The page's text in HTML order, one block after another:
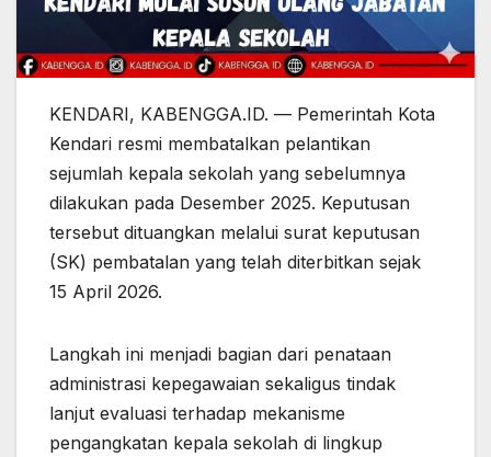
KENDARI, KABENGGA.ID. — Pemerintah Kota
Kendari resmi membatalkan pelantikan
sejumlah kepala sekolah yang sebelumnya
dilakukan pada Desember 2025. Keputusan
tersebut dituangkan melalui surat keputusan
(SK) pembatalan yang telah diterbitkan sejak
15 April 2026.
Langkah ini menjadi bagian dari penataan
administrasi kepegawaian sekaligus tindak
lanjut evaluasi terhadap mekanisme
pengangkatan kepala sekolah di lingkup